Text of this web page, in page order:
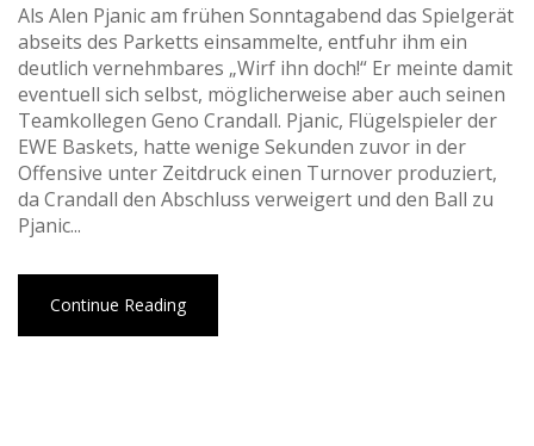
Als Alen Pjanic am frühen Sonntagabend das Spielgerät
abseits des Parketts einsammelte, entfuhr ihm ein
deutlich vernehmbares „Wirf ihn doch!“ Er meinte damit
eventuell sich selbst, möglicherweise aber auch seinen
Teamkollegen Geno Crandall. Pjanic, Flügelspieler der
EWE Baskets, hatte wenige Sekunden zuvor in der
Offensive unter Zeitdruck einen Turnover produziert,
da Crandall den Abschluss verweigert und den Ball zu
Pjanic...
Continue Reading